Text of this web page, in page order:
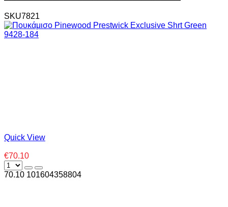
SKU7821
Quick View
€70.10
70.10 101604358804